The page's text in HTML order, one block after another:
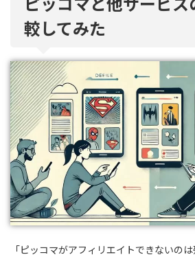
較してみた
「ピッコマがアフィリエイトできないの